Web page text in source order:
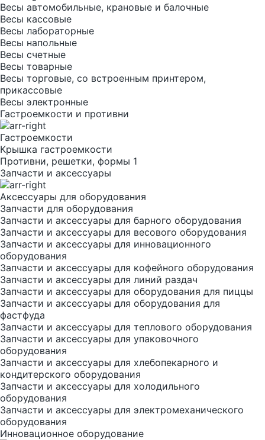
Весы автомобильные, крановые и балочные
Весы кассовые
Весы лабораторные
Весы напольные
Весы счетные
Весы товарные
Весы торговые, со встроенным принтером,
прикассовые
Весы электронные
Гастроемкости и противни
Гастроемкости
Крышка гастроемкости
Противни, решетки, формы 1
Запчасти и аксессуары
Аксессуары для оборудования
Запчасти для оборудования
Запчасти и аксессуары для барного оборудования
Запчасти и аксессуары для весового оборудования
Запчасти и аксессуары для инновационного
оборудования
Запчасти и аксессуары для кофейного оборудования
Запчасти и аксессуары для линий раздач
Запчасти и аксессуары для оборудования для пиццы
Запчасти и аксессуары для оборудования для
фастфуда
Запчасти и аксессуары для теплового оборудования
Запчасти и аксессуары для упаковочного
оборудования
Запчасти и аксессуары для хлебопекарного и
кондитерского оборудования
Запчасти и аксессуары для холодильного
оборудования
Запчасти и аксессуары для электромеханического
оборудования
Инновационное оборудование